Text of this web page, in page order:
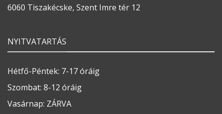
6060 Tiszakécske, Szent Imre tér 12
NYITVATARTÁS
Hétfő-Péntek: 7-17 óráig
Szombat: 8-12 óráig
Vasárnap: ZÁRVA